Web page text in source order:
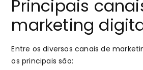
Principais
marketing
Entre os diversos canais de
os principais são: